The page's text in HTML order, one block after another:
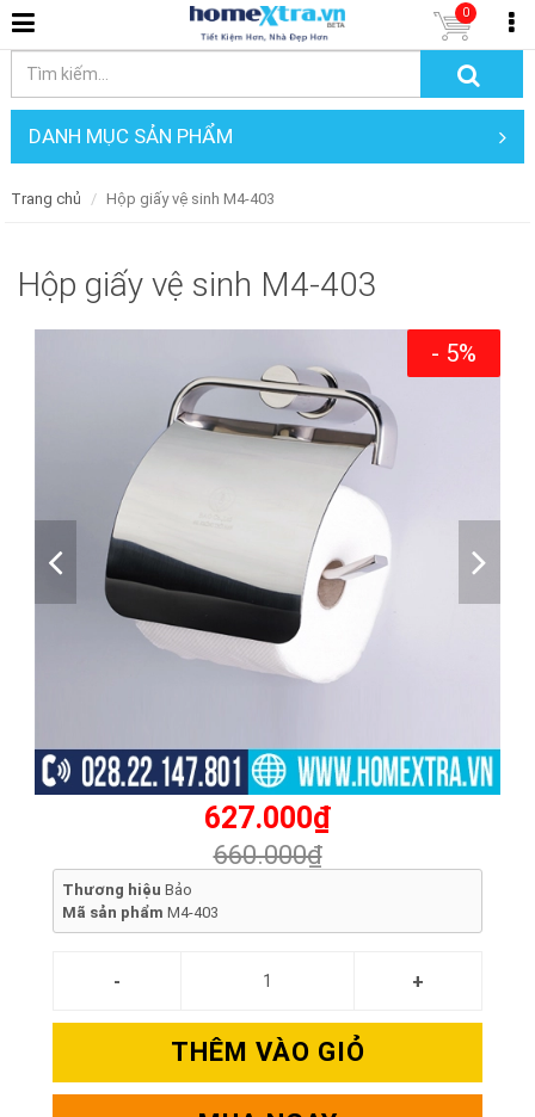
0
DANH MỤC SẢN PHẨM
Trang chủ Hộp giấy vệ sinh M4-403
Hộp giấy vệ sinh M4-403
- 5%
627.000₫
660.000₫
Thương hiệu Bảo
Mã sản phẩm M4-403
THÊM VÀO GIỎ